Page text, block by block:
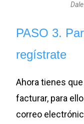
PASO 3.
regístrate
Ahora tienes
facturar, para
correo